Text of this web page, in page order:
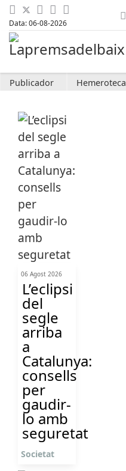
Data: 06-08-2026
Publicador Hemeroteca
06 Agost 2026
L’eclipsi
del
segle
arriba
a
Catalunya:
consells
per
gaudir-
lo amb
seguretat
Societat